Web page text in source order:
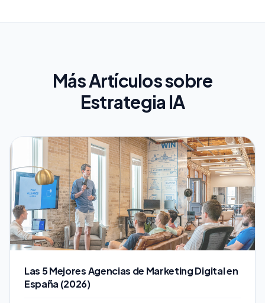
Más Artículos sobre
Estrategia IA
Las 5 Mejores Agencias de Marketing Digital en
España (2026)